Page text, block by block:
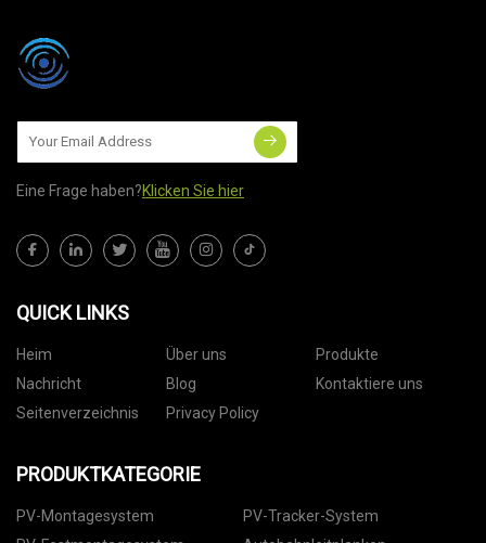
Eine Frage haben?Klicken Sie hier
QUICK LINKS
Heim Über uns
Produkte
Nachricht
Blog
Kontaktiere uns
Seitenverzeichnis
Privacy Policy
PRODUKTKATEGORIE
PV-Montagesystem
PV-Tracker-System